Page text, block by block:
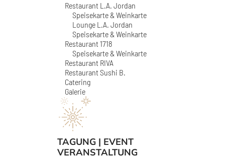
Restaurant L.A. Jordan
Speisekarte & Weinkarte
Lounge L.A. Jordan
Speisekarte & Weinkarte
Restaurant 1718
Speisekarte & Weinkarte
Restaurant RIVA
Restaurant Sushi B.
Catering
Galerie
TAGUNG | EVENT
VERANSTALTUNG